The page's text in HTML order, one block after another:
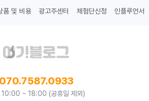
품 및 비용 광고주센터 체험단신청 인플루언서
070.7587.0933
10:00 ~ 18:00 (공휴일 제외)